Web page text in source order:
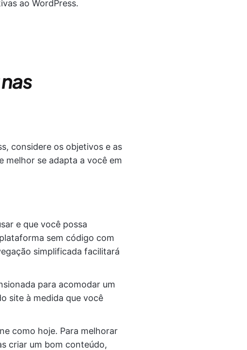
ao WordPress.
considere os objetivos e as
melhor se adapta a você em
e que você possa
sem código com
simplificada facilitará
para acomodar um
site à medida que você
como hoje. Para melhorar
criar um bom conteúdo,